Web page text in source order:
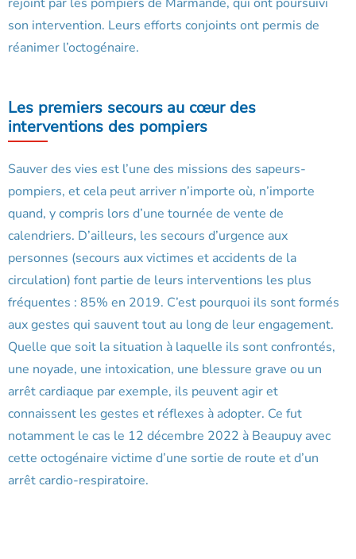
rejoint par les pompiers de Marmande, qui ont poursuivi
son intervention. Leurs efforts conjoints ont permis de
réanimer l’octogénaire.
Les premiers secours au cœur des
interventions des pompiers
Sauver des vies est l’une des missions des sapeurs-
pompiers, et cela peut arriver n’importe où, n’importe
quand, y compris lors d’une tournée de vente de
calendriers. D’ailleurs, les secours d’urgence aux
personnes (secours aux victimes et accidents de la
circulation) font partie de leurs interventions les plus
fréquentes : 85% en 2019. C’est pourquoi ils sont formés
aux gestes qui sauvent tout au long de leur engagement.
Quelle que soit la situation à laquelle ils sont confrontés,
une noyade, une intoxication, une blessure grave ou un
arrêt cardiaque par exemple, ils peuvent agir et
connaissent les gestes et réflexes à adopter. Ce fut
notamment le cas le 12 décembre 2022 à Beaupuy avec
cette octogénaire victime d’une sortie de route et d’un
arrêt cardio-respiratoire.